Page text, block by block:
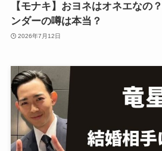
【モナキ】おヨネはオネエなの
ンダーの噂は本当？
2026年7月12日